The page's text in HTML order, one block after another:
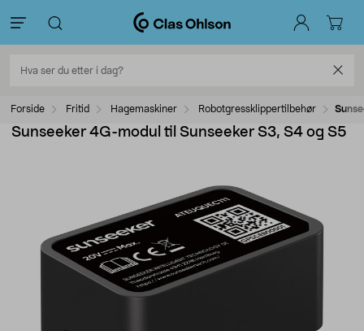
Forside Fritid Hagemaskiner Robotgressklippertilbehør
Sunseeker 4G-modul til Sunseeker S3, S4 og S5